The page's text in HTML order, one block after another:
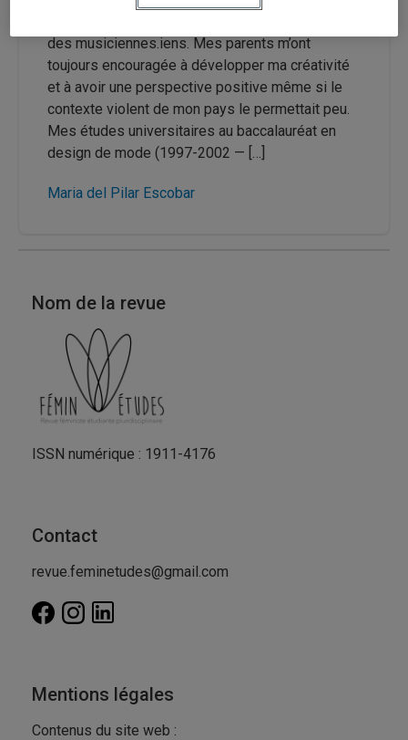
des musiciennes.iens. Mes parents m’ont
toujours encouragée à développer ma créativité
et à avoir une perspective positive même si le
contexte violent de mon pays le permettait peu.
Mes études universitaires au baccalauréat en
design de mode (1997-2002 — […]
Maria del Pilar Escobar
Nom de la revue
ISSN numérique : 1911-4176
Contact
revue.feminetudes@gmail.com
Mentions légales
Contenus du site web :